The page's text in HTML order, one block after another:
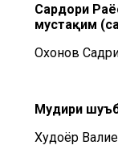
Сардори
мустақим
Охонов
Мудири
Худоёр